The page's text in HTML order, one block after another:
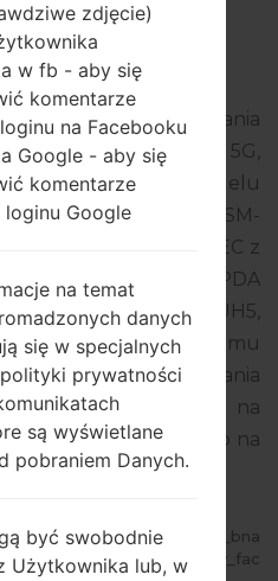
20 Ultra 5G
oprogramowania
Galaxy Note 20 Ultra 5G,
czy numer modelu
wskazanemu SM-
układowego to XEC z
z wersją PDA
CSC N986BOXM3DUH5,
Wersja systemu
oprogramowania
R 11. Pełny poradnik na
układowego na
N986B_1_20210819092756_bna
tylf6qv_fac
zdjęcie)
w fb - aby się
komentarze
na Facebooku
Google - aby się
komentarze
Google
na temat
danych
się w specjalnych
prywatności
są wyświetlane
pobraniem Danych.
być swobodnie
Użytkownika lub, w